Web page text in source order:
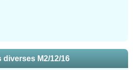
diverses M2/12/16